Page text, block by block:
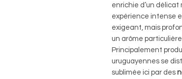
enrichie d’un délicat
expérience intense
exigeant, mais
un arôme
Principalement
uruguayennes se
sublimée ici par des